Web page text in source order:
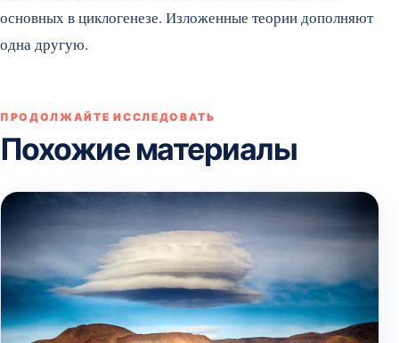
основных в циклогенезе. Изложенные теории дополняют
одна другую.
ПРОДОЛЖАЙТЕ ИССЛЕДОВАТЬ
Похожие материалы